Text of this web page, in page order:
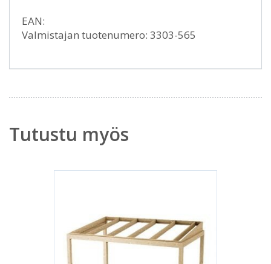
EAN:
Valmistajan tuotenumero: 3303-565
Tutustu myös